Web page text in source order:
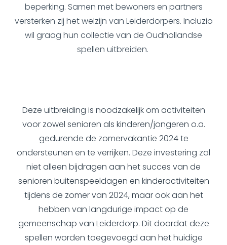
beperking. Samen met bewoners en partners
versterken zij het welzijn van Leiderdorpers. Incluzio
wil graag hun collectie van de Oudhollandse
spellen uitbreiden.
Deze uitbreiding is noodzakelijk om activiteiten
voor zowel senioren als kinderen/jongeren o.a.
gedurende de zomervakantie 2024 te
ondersteunen en te verrijken. Deze investering zal
niet alleen bijdragen aan het succes van de
senioren buitenspeeldagen en kinderactiviteiten
tijdens de zomer van 2024, maar ook aan het
hebben van langdurige impact op de
gemeenschap van Leiderdorp. Dit doordat deze
spellen worden toegevoegd aan het huidige